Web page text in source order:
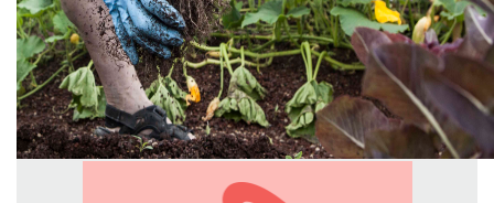
ECO-EVENTI
ECOINCENTRIAMOCI